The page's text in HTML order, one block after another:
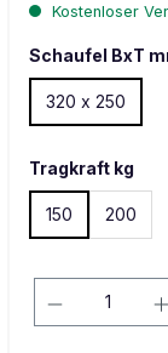
Kostenloser
Schaufel BxT
320 x 250
Tragkraft kg
150 200